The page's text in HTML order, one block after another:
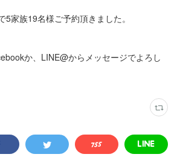
5家族19名様ご予約頂きました。
か、LINE@からメッセージでよろし